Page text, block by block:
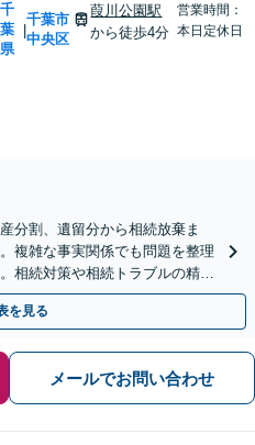
千
葉
県
|
千葉市
中央区
葭川公園駅
から徒歩4分
営業時間：
本日定休日
分割、遺留分から相続放棄ま
複雑な事実関係でも問題を整理
相続対策や相続トラブルの精神
指します。
を見る
メールでお問い合わせ